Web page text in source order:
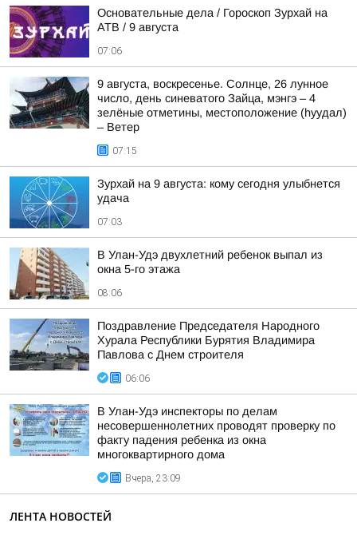
Основательные дела / Гороскоп Зурхай на
АТВ / 9 августа
07:06
9 августа, воскресенье. Солнце, 26 лунное
число, день синеватого Зайца, мэнгэ – 4
зелёные отметины, местоположение (hуудал)
– Ветер
07:15
Зурхай на 9 августа: кому сегодня улыбнется
удача
07:03
В Улан-Удэ двухлетний ребенок выпал из
окна 5-го этажа
08:06
Поздравление Председателя Народного
Хурала Республики Бурятия Владимира
Павлова с Днем строителя
06:06
В Улан-Удэ инспекторы по делам
несовершеннолетних проводят проверку по
факту падения ребенка из окна
многоквартирного дома
Вчера, 23:09
ЛЕНТА НОВОСТЕЙ